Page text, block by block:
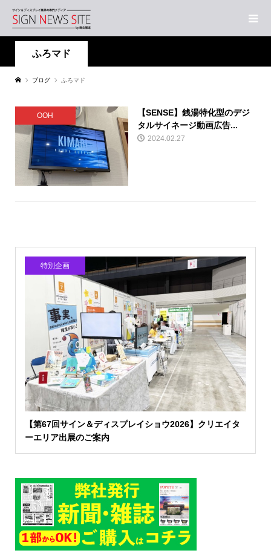
ふろマド
ブログ ふろマド
OOH
【SENSE】銭湯特化型のデジ
タルサイネージ動画広告...
2024.02.27
特別企画
【第67回サイン＆ディスプレイショウ2026】クリエイタ
ーエリア出展のご案内